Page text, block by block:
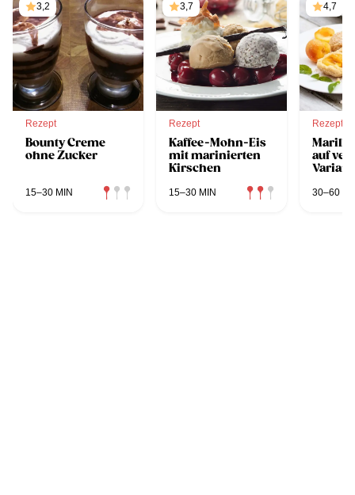
3,2
Rezept
Bounty Creme
ohne Zucker
15–30 MIN
3,7
Rezept
Kaffee-Mohn-Eis
mit marinierten
Kirschen
15–30 MIN
4,7
Rezept
auf
30–60